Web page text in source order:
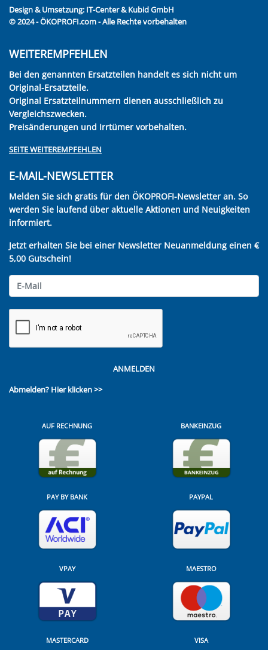
Design & Umsetzung: IT-Center & Kubid GmbH
© 2024 - ÖKOPROFI.com - Alle Rechte vorbehalten
WEITEREMPFEHLEN
Bei den genannten Ersatzteilen handelt es sich nicht um
Original-Ersatzteile.
Original Ersatzteilnummern dienen ausschließlich zu
Vergleichszwecken.
Preisänderungen und Irrtümer vorbehalten.
SEITE WEITEREMPFEHLEN
E-MAIL-NEWSLETTER
Melden Sie sich gratis für den ÖKOPROFI-Newsletter an. So
werden Sie laufend über aktuelle Aktionen und Neuigkeiten
informiert.
Jetzt erhalten Sie bei einer Newsletter Neuanmeldung einen €
5,00 Gutschein!
ANMELDEN
Abmelden? Hier klicken >>
AUF RECHNUNG BANKEINZUG
PAY BY BANK PAYPAL
VPAY MAESTRO
MASTERCARD VISA